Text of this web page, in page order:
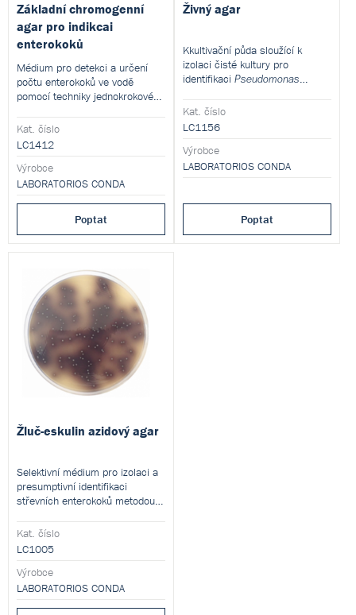
Základní chromogenní
agar pro indikcai
enterokoků
Médium pro detekci a určení
počtu enterokoků ve vodě
pomocí techniky jednokrokové
produkt je dodáván v
dehydratované formě a je určen
pro přípravu hotových
kultivačních médií.
Kat. číslo
LC1412
Výrobce
LABORATORIOS CONDA
Poptat
Živný agar
Kkultivační půda sloužící k
izolaci čisté kultury pro
identifikaci Pseudomonas
metodou membránové filtrace.
Tento produkt je dodáván v
dehydratované formě a je určen
pro přípravu hotových
kultivačních médií.
Kat. číslo
LC1156
Výrobce
LABORATORIOS CONDA
Poptat
Žluč-eskulin azidový agar
Selektivní médium pro izolaci a
presumptivní identifikaci
střevních enterokoků metodou
Produkt je dodáván v
dehydratované formě a je určen
pro přípravu hotových
kultivačních médií.
Kat. číslo
LC1005
Výrobce
LABORATORIOS CONDA